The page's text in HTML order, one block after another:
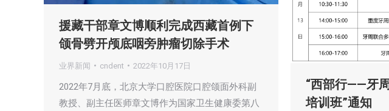
援藏干部章文博顺利完成西藏首例下
颌骨劈开颅底咽旁肿瘤切除手术
业界新闻 cndent 2022年10月17日
2022年7月底，北京大学口腔医院口腔颌面外科副
教授、副主任医师章文博作为国家卫生健康委第八
“西部行——牙
培训班”通知